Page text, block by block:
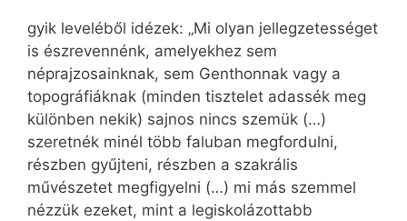
gyik leveléből idézek: „Mi olyan jellegzetességet
is észrevennénk, amelyekhez sem
néprajzosainknak, sem Genthonnak vagy a
topográfiáknak (minden tisztelet adassék meg
különben nekik) sajnos nincs szemük (…)
szeretnék minél több faluban megfordulni,
részben gyűjteni, részben a szakrális
művészetet megfigyelni (…) mi más szemmel
nézzük ezeket, mint a legiskolázottabb